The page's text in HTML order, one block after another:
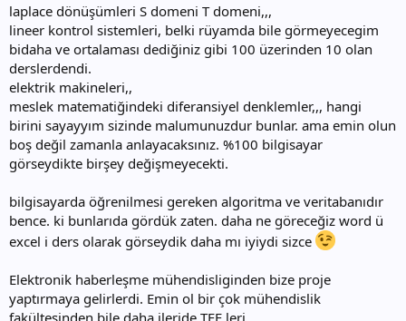
laplace dönüşümleri S domeni T domeni,,,
lineer kontrol sistemleri, belki rüyamda bile görmeyecegim
bidaha ve ortalaması dediğiniz gibi 100 üzerinden 10 olan
derslerdendi.
elektrik makineleri,,
meslek matematiğindeki diferansiyel denklemler,,, hangi
birini sayayyım sizinde malumunuzdur bunlar. ama emin olun
boş değil zamanla anlayacaksınız. %100 bilgisayar
görseydikte birşey değişmeyecekti.
bilgisayarda öğrenilmesi gereken algoritma ve veritabanıdır
bence. ki bunlarıda gördük zaten. daha ne göreceğiz word ü
excel i ders olarak görseydik daha mı iyiydi sizce
Elektronik haberleşme mühendisliginden bize proje
yaptırmaya gelirlerdi. Emin ol bir çok mühendislik
fakültesinden bile daha ileride TEF leri.